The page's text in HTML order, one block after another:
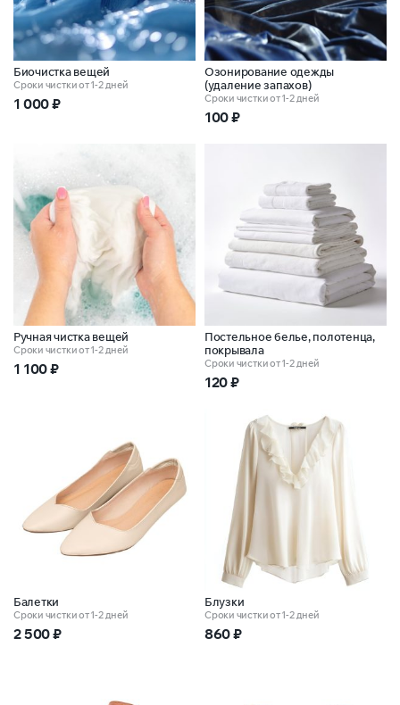
Биочистка вещей
Сроки чистки от 1-2 дней
1 000₽
Озонирование одежды
(удаление запахов)
Сроки чистки от 1-2 дней
100₽
Ручная чистка вещей
Сроки чистки от 1-2 дней
1 100₽
Постельное белье, полотенца,
покрывала
Сроки чистки от 1-2 дней
120₽
Балетки
Сроки чистки от 1-2 дней
2 500₽
Блузки
Сроки чистки от 1-2 дней
860₽